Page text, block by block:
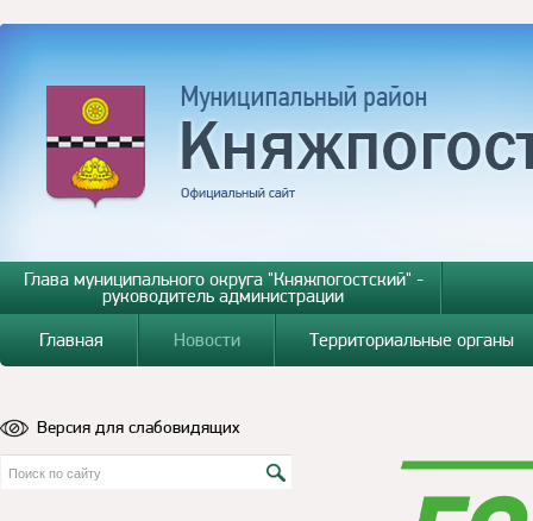
Глава муниципального округа "Княжпогостский" -
руководитель администрации
Главная
Новости Территориальные органы
Версия для слабовидящих